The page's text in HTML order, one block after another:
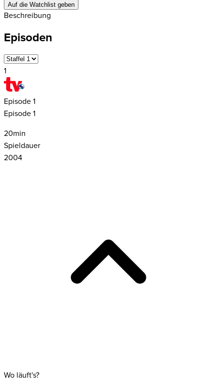
Auf die Watchlist geben
Beschreibung
Episoden
1
Episode 1
Episode 1
20min
Spieldauer
2004
Wo läuft's?